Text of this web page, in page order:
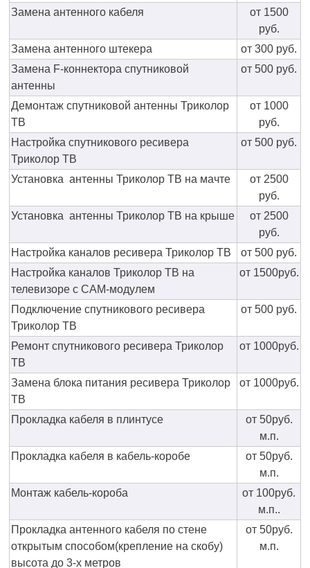
Замена антенного кабеля
от 1500
руб.
Замена антенного штекера
от 300 руб.
Замена F-коннектора спутниковой
антенны
от 500 руб.
Демонтаж спутниковой антенны Триколор
ТВ
от 1000
руб.
Настройка спутникового ресивера
Триколор ТВ
от 500 руб.
Установка антенны Триколор ТВ на мачте
от 2500
руб.
Установка антенны Триколор ТВ на крыше
от 2500
руб.
Настройка каналов ресивера Триколор ТВ
от 500 руб.
Настройка каналов Триколор ТВ на
телевизоре с CAM-модулем
от 1500руб.
Подключение спутникового ресивера
Триколор ТВ
от 500 руб.
Ремонт спутникового ресивера Триколор
ТВ
от 1000руб.
Замена блока питания ресивера Триколор
ТВ
от 1000руб.
Прокладка кабеля в плинтусе
от 50руб.
м.п.
Прокладка кабеля в кабель-коробе
от 50руб.
м.п.
Монтаж кабель-короба
от 100руб.
м.п..
Прокладка антенного кабеля по стене
открытым способом(крепление на скобу)
высота до 3-х метров
от 50руб.
м.п.